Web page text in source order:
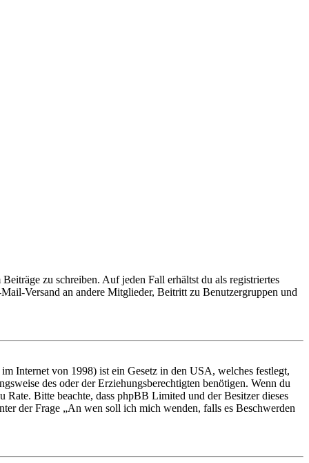
zu schreiben. Auf jeden Fall erhältst du als registriertes
Versand an andere Mitglieder, Beitritt zu Benutzergruppen und
Internet von 1998) ist ein Gesetz in den USA, welches festlegt,
des oder der Erziehungsberechtigten benötigen. Wenn du
Bitte beachte, dass phpBB Limited und der Besitzer dieses
der Frage „An wen soll ich mich wenden, falls es Beschwerden